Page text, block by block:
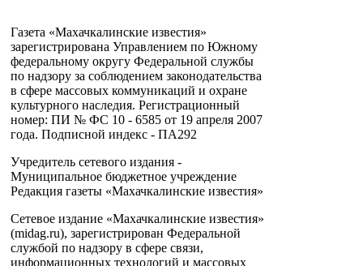
Газета «Махачкалинские известия»
зарегистрирована Управлением по Южному
федеральному округу Федеральной службы
по надзору за соблюдением законодательства
в сфере массовых коммуникаций и охране
культурного наследия. Регистрационный
номер: ПИ № ФС 10 - 6585 от 19 апреля 2007
года. Подписной индекс - ПА292
Учредитель сетевого издания -
Муниципальное бюджетное учреждение
Редакция газеты «Махачкалинские известия»
Сетевое издание «Махачкалинские известия»
(midag.ru), зарегистрирован Федеральной
службой по надзору в сфере связи,
информационных технологий и массовых